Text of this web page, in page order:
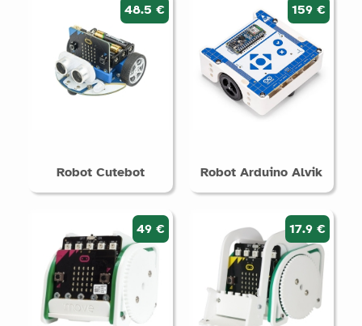
48.5 €
Robot Cutebot
159 €
Robot Arduino Alvik
49 € 17.9 €